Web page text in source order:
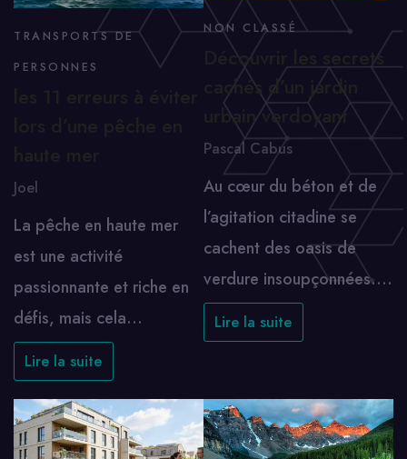
TRANSPORTS DE
PERSONNES
Joel
La pêche en haute mer
est une activité
passionnante et riche en
défis, mais cela…
Lire la suite
NON CLASSÉ
Découvrir les secrets
cachés d’un jardin
urbain verdoyant
Pascal Cabus
Au cœur du béton et de
l’agitation citadine se
cachent des oasis de
verdure insoupçonnées.…
Lire la suite